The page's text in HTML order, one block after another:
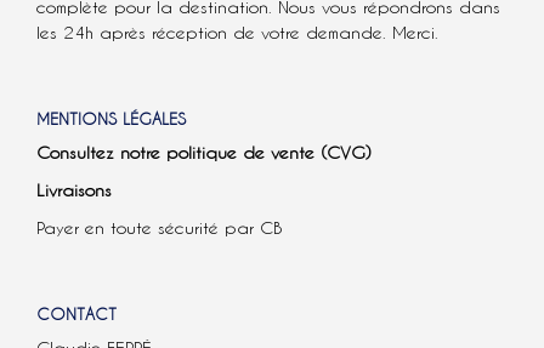
complète pour la destination. Nous vous répondrons dans
les 24h après réception de votre demande. Merci.
MENTIONS LÉGALES
Consultez notre politique de vente (CVG)
Livraisons
Payer en toute sécurité par CB
CONTACT